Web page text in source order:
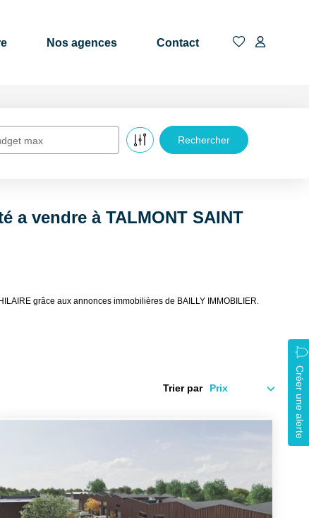
Nos agences Contact
max
a vendre à TALMONT SAINT
grâce aux annonces immobilières de BAILLY IMMOBILIER.
Créer une alerte
Trier par